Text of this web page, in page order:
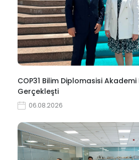
COP31 Bilim Diplomasisi Akademi
Gerçekleşti
06.08.2026